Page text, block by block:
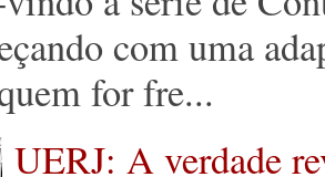
com uma
for fre...
UERJ: A verdade